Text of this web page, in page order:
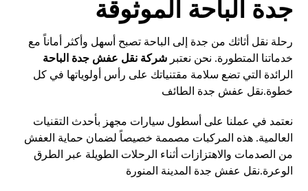
جدة الباحة الموثوقة
رحلة نقل أثاثك من جدة إلى الباحة تصبح أسهل وأكثر أماناً مع
خدماتنا المتطورة. نحن نعتبرشركة نقل عفش جدة الباحة
الرائدة التي تضع سلامة مقتنياتك على رأس أولوياتها في كل
خطوة.نقل عفش جدة الطائف
نعتمد في عملنا على أسطول سيارات مجهز بأحدث التقنيات
العالمية. هذه المركبات مصممة خصيصاً لضمان حماية العفش
من الصدمات والاهتزازات أثناء الرحلات الطويلة عبر الطرق
الوعرة.نقل عفش جدة المدينة المنورة